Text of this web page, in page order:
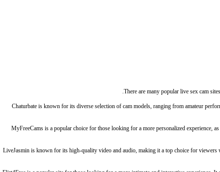
There are many popular live sex cam
Chaturbate is known for its diverse selection of cam models, ranging from amateur
MyFreeCams is a popular choice for those looking for a more personalized experience,
LiveJasmin is known for its high-quality video and audio, making it a top choice for